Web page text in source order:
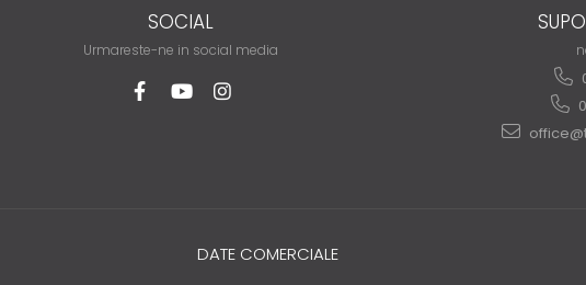
SOCIAL
Urmareste-ne in social media
DATE COMERCIALE